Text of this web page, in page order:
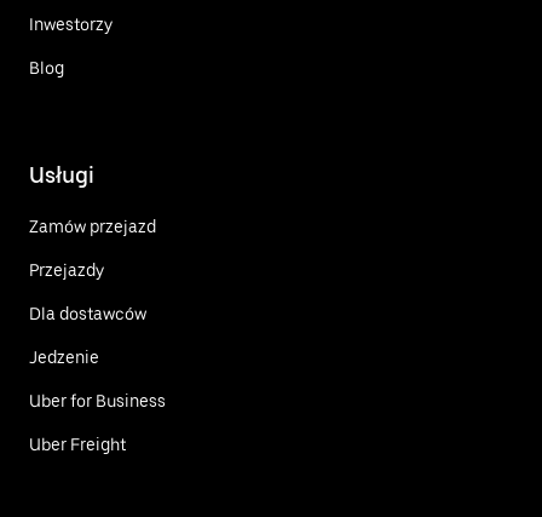
Inwestorzy
Blog
Usługi
Zamów przejazd
Przejazdy
Dla dostawców
Jedzenie
Uber for Business
Uber Freight